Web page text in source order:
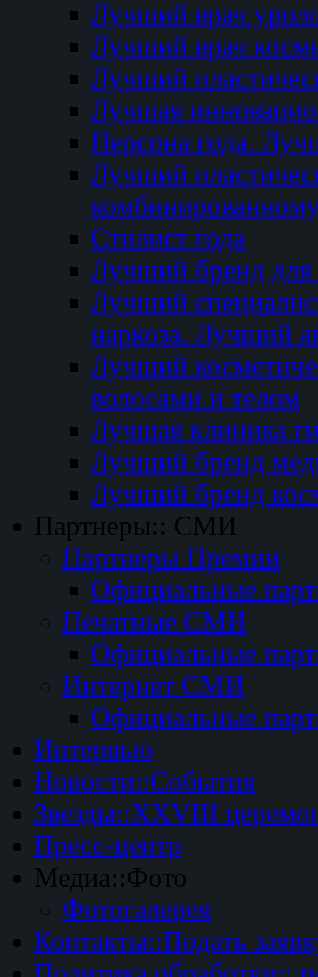
Лучший врач
Лучший врач
Лучший
Лучшая
Персона года.
Лучший
Стилист года
Лучший бренд
Лучший
наркоза. Лучший
Лучший
волосами и телом
Лучшая клиника
Лучший бренд
Лучший бренд
Партнеры:: СМИ
Партнеры Премии
Официальные
Печатные СМИ
Официальные
Интернет СМИ
Официальные
Интервью
Новости::События
Звезды::XXVIII
Пресс-центр
Медиа::Фото
Фотогалерея
Контакты::Подать